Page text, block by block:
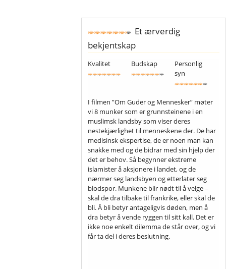
Et ærverdig
bekjentskap
Kvalitet Budskap
Personlig
syn
I filmen ”Om Guder og Mennesker” møter
vi 8 munker som er grunnsteinene i en
muslimsk landsby som viser deres
nestekjærlighet til menneskene der. De har
medisinsk ekspertise, de er noen man kan
snakke med og de bidrar med sin hjelp der
det er behov. Så begynner ekstreme
islamister å aksjonere i landet, og de
nærmer seg landsbyen og etterlater seg
blodspor. Munkene blir nødt til å velge –
skal de dra tilbake til frankrike, eller skal de
bli. Å bli betyr antageligvis døden, men å
dra betyr å vende ryggen til sitt kall. Det er
ikke noe enkelt dilemma de står over, og vi
får ta del i deres beslutning.